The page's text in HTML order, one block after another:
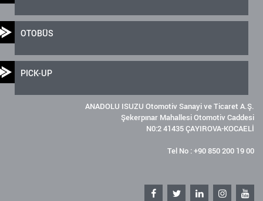
OTOBÜS
PICK-UP
ANADOLU ISUZU Otomotiv Sanayi ve Ticaret A.Ş.
Şekerpınar Mahallesi Otomotiv Caddesi
N0:2 41435 ÇAYIROVA-KOCAELİ
Tel No : +90 850 200 19 00